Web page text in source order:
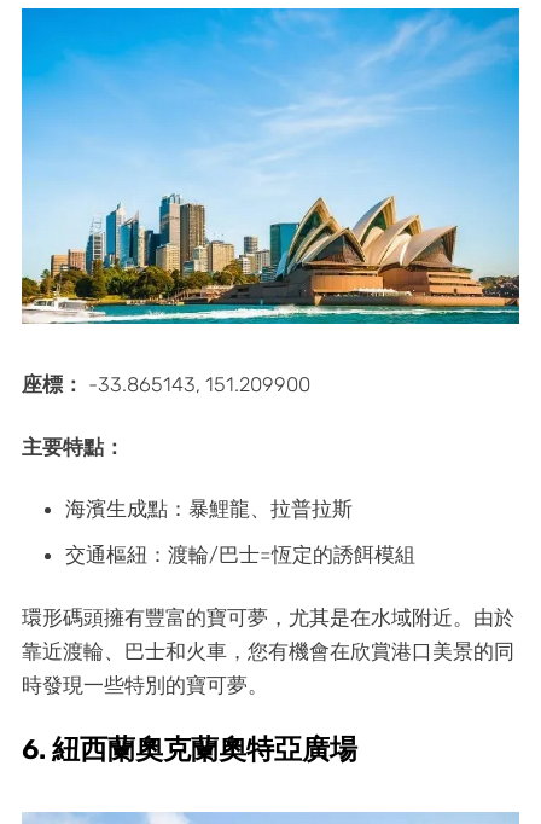
座標： -33.865143, 151.209900
主要特點：
海濱生成點：暴鯉龍、拉普拉斯
交通樞紐：渡輪/巴士=恆定的誘餌模組
環形碼頭擁有豐富的寶可夢，尤其是在水域附近。由於
靠近渡輪、巴士和火車，您有機會在欣賞港口美景的同
時發現一些特別的寶可夢。
6. 紐西蘭奧克蘭奧特亞廣場